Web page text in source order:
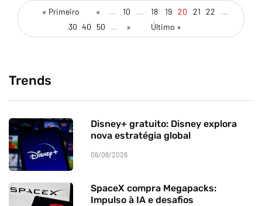
« Primeiro « ... 10 ... 18 19 20 21 22
...
30 40 50 ... » Último »
Trends
Disney+ gratuito: Disney explora
nova estratégia global
06/08/2026
SpaceX compra Megapacks:
Impulso à IA e desafios